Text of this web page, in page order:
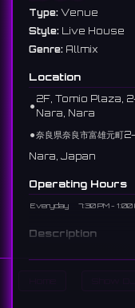
Type: Venue
Style: Live House
Genre: Allmix
Location
⚫︎
2F, Tomio Plaza,
Nara, Nara
⚫︎奈良県奈良市富雄元
Nara, Japan
Operating Hours
Everyday 7:30 PM - 1:00
Description
奈良・富雄にあるバー。